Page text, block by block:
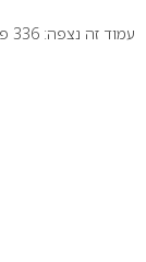
עמוד זה נצפה: 336 פעמים